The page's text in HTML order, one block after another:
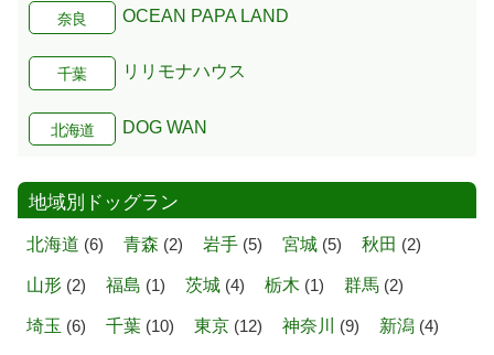
奈良 OCEAN PAPA LAND
千葉 リリモナハウス
北海道 DOG WAN
地域別ドッグラン
北海道 (6) 青森 (2) 岩手 (5) 宮城 (5) 秋田 (2)
山形 (2) 福島 (1) 茨城 (4) 栃木 (1) 群馬 (2)
埼玉 (6) 千葉 (10) 東京 (12) 神奈川 (9) 新潟 (4)